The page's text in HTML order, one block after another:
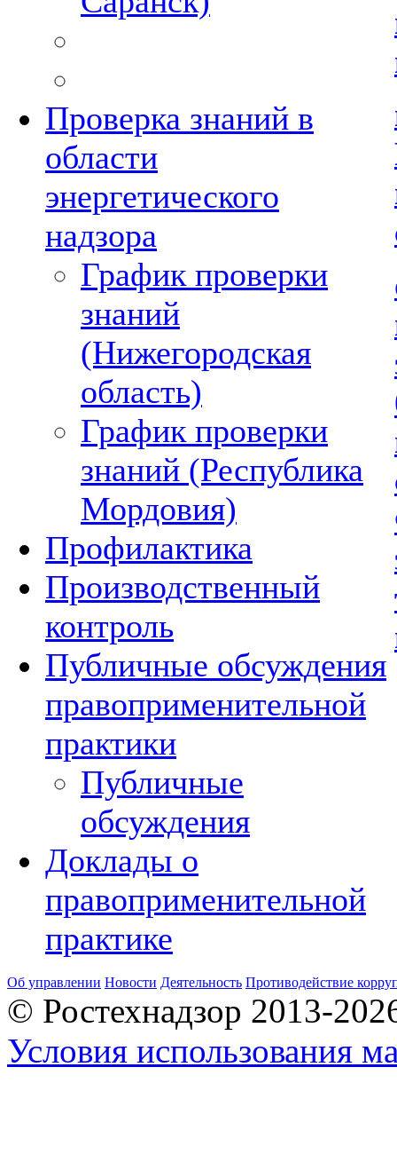
Проверка знаний в
области
энергетического
надзора
График проверки
знаний
(Нижегородская
область)
График проверки
знаний (Республика
Мордовия)
Профилактика
Производственный
контроль
Публичные обсуждения
правоприменительной
практики
Публичные
обсуждения
Доклады о
правоприменительной
практике
Об управлении Новости Деятельность Противодействие
© Ростехнадзор 2013-
Условия использования